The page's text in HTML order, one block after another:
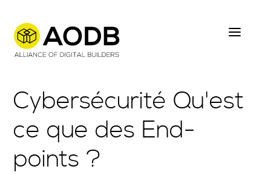
Cybersécurité Qu'est
ce que des End-
points ?